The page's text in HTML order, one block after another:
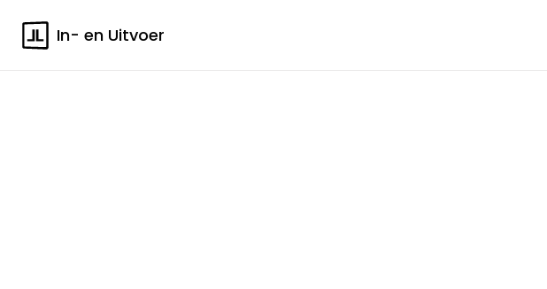
In- en Uitvoer